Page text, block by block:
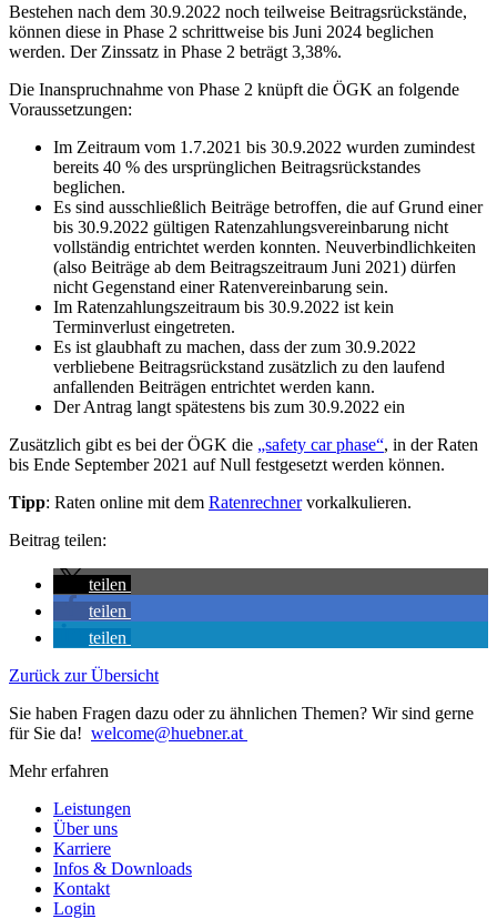
Bestehen nach dem 30.9.2022 noch teilweise Beitragsrückstände,
können diese in Phase 2 schrittweise bis Juni 2024 beglichen
werden. Der Zinssatz in Phase 2 beträgt 3,38%.
Die Inanspruchnahme von Phase 2 knüpft die ÖGK an folgende
Voraussetzungen:
Im Zeitraum vom 1.7.2021 bis 30.9.2022 wurden zumindest
bereits 40 % des ursprünglichen Beitragsrückstandes
beglichen.
Es sind ausschließlich Beiträge betroffen, die auf Grund einer
bis 30.9.2022 gültigen Ratenzahlungsvereinbarung nicht
vollständig entrichtet werden konnten. Neuverbindlichkeiten
(also Beiträge ab dem Beitragszeitraum Juni 2021) dürfen
nicht Gegenstand einer Ratenvereinbarung sein.
Im Ratenzahlungszeitraum bis 30.9.2022 ist kein
Terminverlust eingetreten.
Es ist glaubhaft zu machen, dass der zum 30.9.2022
verbliebene Beitragsrückstand zusätzlich zu den laufend
anfallenden Beiträgen entrichtet werden kann.
Der Antrag langt spätestens bis zum 30.9.2022 ein
Zusätzlich gibt es bei der ÖGK die „safety car phase“, in der Raten
bis Ende September 2021 auf Null festgesetzt werden können.
Tipp: Raten online mit dem Ratenrechnervorkalkulieren.
Beitrag teilen:
teilen
teilen
teilen
Zurück zur Übersicht
Sie haben Fragen dazu oder zu ähnlichen Themen? Wir sind gerne
für Sie da! welcome@huebner.at
Mehr erfahren
Leistungen
Über uns
Karriere
Infos & Downloads
Kontakt
Login